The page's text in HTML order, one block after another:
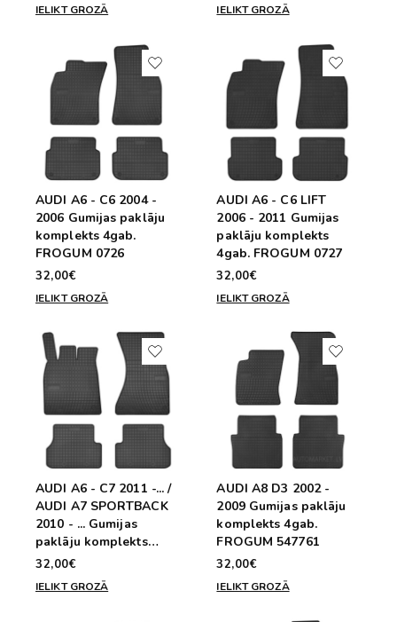
IELIKT GROZĀ IELIKT GROZĀ
AUDI A6 - C6 2004 -
2006 Gumijas paklāju
komplekts 4gab.
FROGUM 0726
32,00€
IELIKT GROZĀ
AUDI A6 - C6 LIFT
2006 - 2011 Gumijas
paklāju komplekts
4gab. FROGUM 0727
32,00€
IELIKT GROZĀ
AUDI A6 - C7 2011 -... /
AUDI A7 SPORTBACK
2010 - ... Gumijas
paklāju komplekts
4gab FROGUM 0730
32,00€
IELIKT GROZĀ
AUDI A8 D3 2002 -
2009 Gumijas paklāju
komplekts 4gab.
FROGUM 547761
32,00€
IELIKT GROZĀ